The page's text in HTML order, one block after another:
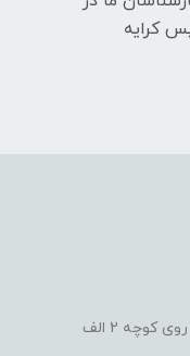
کرایه
2 الف